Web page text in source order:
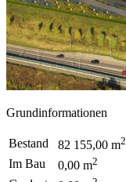
Grundinformationen
Bestand 82 155,00 m2
Im Bau 0,00 m2